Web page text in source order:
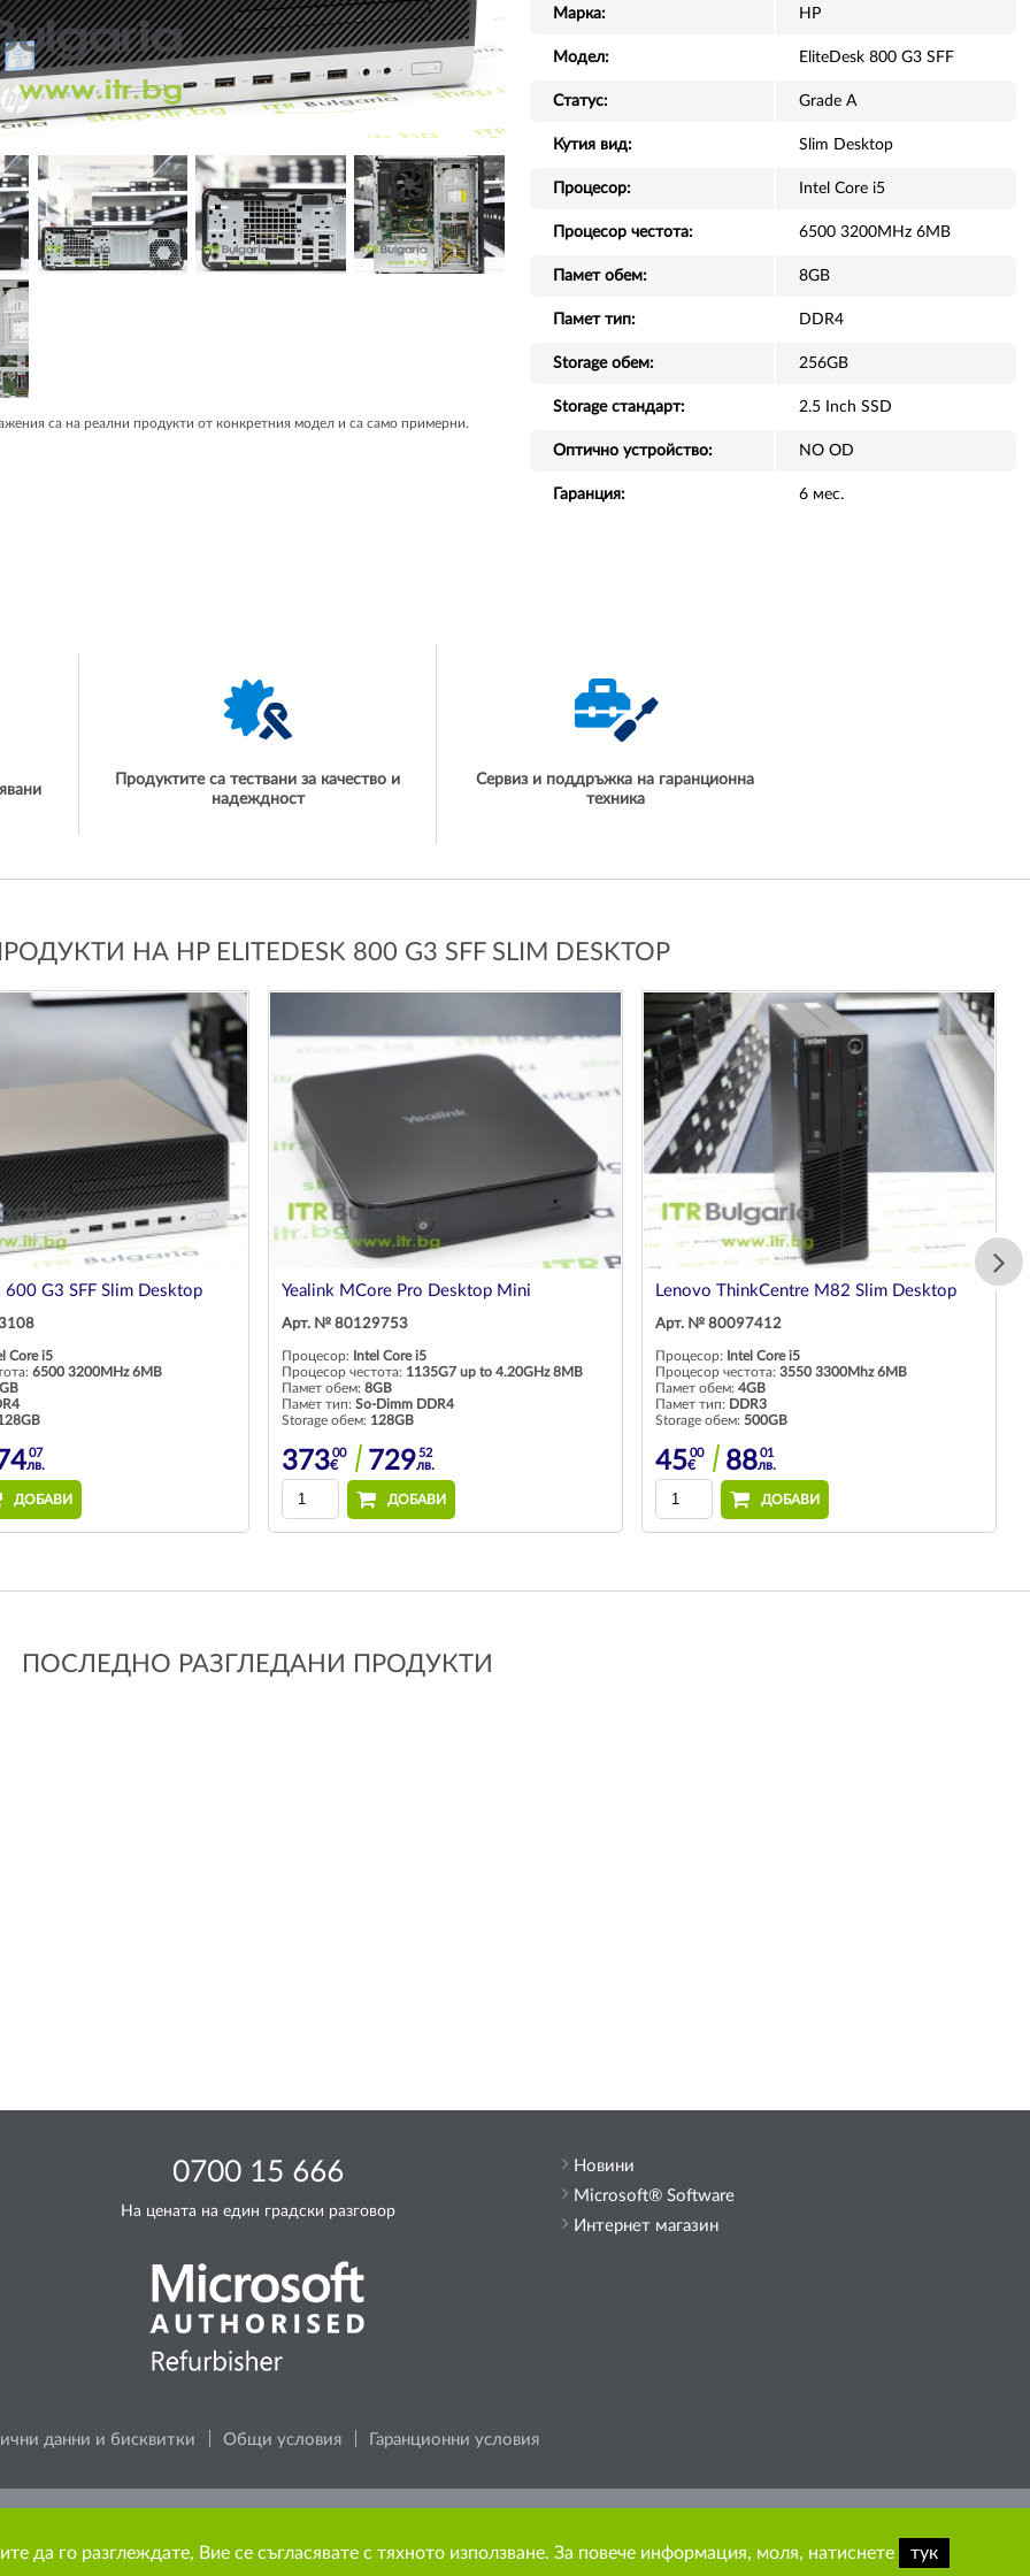
са на реални продукти от конкретния модел и са само примерни.
Марка: HP
Модел: EliteDesk 800 G3 SFF
Статус: Grade A
Кутия вид: Slim Desktop
Процесор: Intel Core i5
Процесор честота: 6500 3200MHz 6MB
Памет обем: 8GB
Памет тип: DDR4
Storage обем: 256GB
Storage стандарт: 2.5 Inch SSD
Оптично устройство: NO OD
Гаранция: 6 мес.
Продуктите са тествани за качество и
надеждност
Сервиз и поддръжка на гаранционна
техника
НА HP ELITEDESK 800 G3 SFF SLIM DESKTOP
600 G3 SFF Slim Desktop
Core i5
6500 3200MHz 6MB
07
лв.
ДОБАВИ
Yealink MCore Pro Desktop Mini
Арт. № 80129753
Процесор: Intel Core i5
Процесор честота: 1135G7 up to 4.20GHz 8MB
Памет обем: 8GB
Памет тип: So-Dimm DDR4
Storage обем: 128GB
37300
€ 72952
лв.
ДОБАВИ
Lenovo ThinkCentre M82 Slim Desktop
Арт. № 80097412
Процесор: Intel Core i5
Процесор честота: 3550 3300Mhz 6MB
Памет обем: 4GB
Памет тип: DDR3
Storage обем: 500GB
4500
€ 8801
лв.
ДОБАВИ
ПОСЛЕДНО РАЗГЛЕДАНИ ПРОДУКТИ
0700 15 666
На цената на един градски разговор
данни и бисквитки Общи условия Гаранционни условия
Новини
Microsoft® Software
Интернет магазин
да го разглеждате, Вие се съгласявате с тяхното използване. За повече информация, моля, натиснете
тук